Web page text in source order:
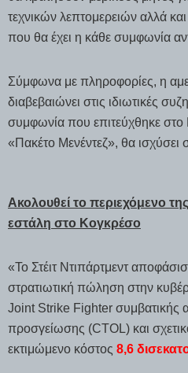
τεχνικών λεπτομερειών αλλά
που θα έχει η κάθε συμφωνία
Σύμφωνα με πληροφορίες, η
διαβεβαιώνει στις ιδιωτικές
συμφωνία που επιτεύχθηκε στο
«Πακέτο Μενέντεζ», θα ισχύσει
Ακολουθεί το περιεχόμενο
εστάλη στο Κογκρέσο
«Το Στέιτ Ντιπάρτμεντ
στρατιωτική πώληση στην
Joint Strike Fighter συμβατικής
προσγείωσης (CTOL) και
εκτιμώμενο κόστος 8,6